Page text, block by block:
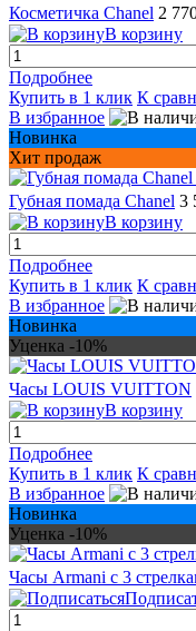
Косметичка Chanel 2
В корзину
Подробнее
Купить в 1 клик К
В избранное
Новинка
Хит продаж
Губная помада Chanel 3
В корзину
Подробнее
Купить в 1 клик К
В избранное
Новинка
Уценка -10%
Часы LOUIS VUITTON
В корзину
Подробнее
Купить в 1 клик К
В избранное
Новинка
Уценка -10%
Часы Armani с 3